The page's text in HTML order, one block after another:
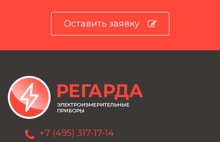
Оставить заявку
+7 (495) 317-17-14